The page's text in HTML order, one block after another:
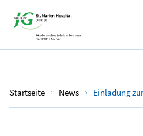
Startseite News Einladung